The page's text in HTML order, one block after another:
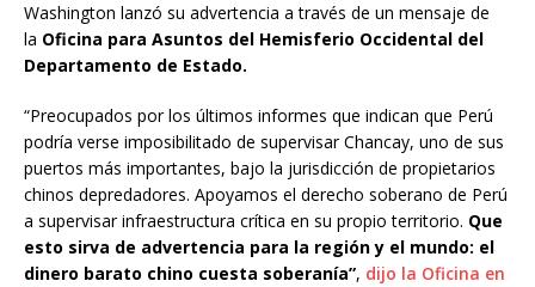
Washington lanzó su advertencia a través de un mensaje de
la Oficina para Asuntos del Hemisferio Occidental del
Departamento de Estado.
“Preocupados por los últimos informes que indican que Perú
podría verse imposibilitado de supervisar Chancay, uno de sus
puertos más importantes, bajo la jurisdicción de propietarios
chinos depredadores. Apoyamos el derecho soberano de Perú
a supervisar infraestructura crítica en su propio territorio. Que
esto sirva de advertencia para la región y el mundo: el
dinero barato chino cuesta soberanía”, dijo la Oficina en